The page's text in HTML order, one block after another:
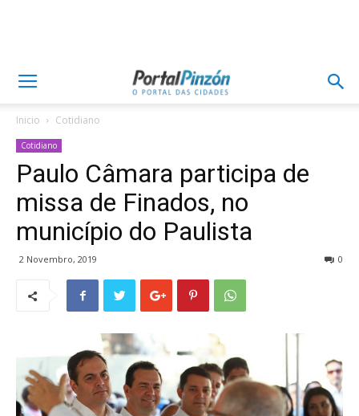
Inicio Cotidiano
Cotidiano
Paulo Câmara participa de
missa de Finados, no
município do Paulista
2 Novembro, 2019 0